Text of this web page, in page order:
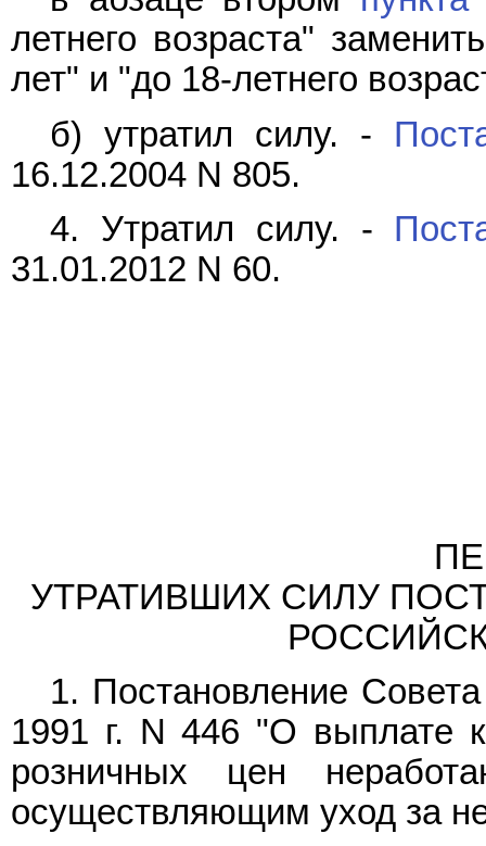
летнего возраста"
лет" и "до 18-летнего
б) утратил силу. -
16.12.2004 N 805.
4. Утратил силу. -
31.01.2012 N 60.
УТРАТИВШИХ СИЛУ
1. Постановление
1991 г. N 446 "О выплате
розничных цен
осуществляющим уход за